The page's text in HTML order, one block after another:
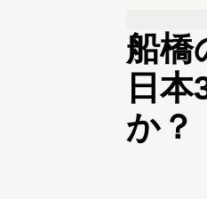
船橋
日
か？